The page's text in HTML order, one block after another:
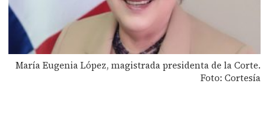
María Eugenia López, magistrada presidenta de la Corte.
Foto: Cortesía